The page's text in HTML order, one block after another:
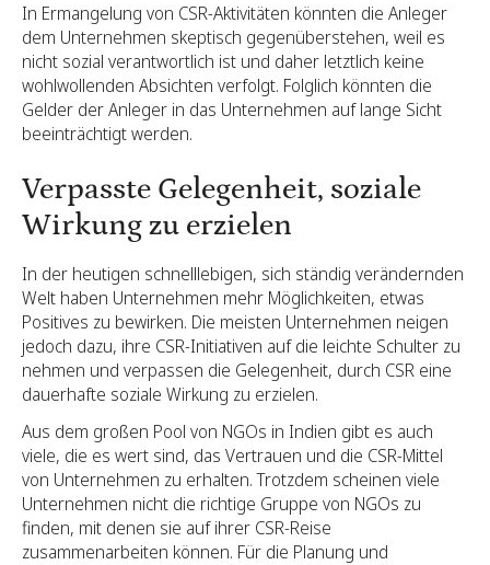
In Ermangelung von CSR-Aktivitäten könnten die Anleger
dem Unternehmen skeptisch gegenüberstehen, weil es
nicht sozial verantwortlich ist und daher letztlich keine
wohlwollenden Absichten verfolgt. Folglich könnten die
Gelder der Anleger in das Unternehmen auf lange Sicht
beeinträchtigt werden.
Verpasste Gelegenheit, soziale
Wirkung zu erzielen
In der heutigen schnelllebigen, sich ständig verändernden
Welt haben Unternehmen mehr Möglichkeiten, etwas
Positives zu bewirken. Die meisten Unternehmen neigen
jedoch dazu, ihre CSR-Initiativen auf die leichte Schulter zu
nehmen und verpassen die Gelegenheit, durch CSR eine
dauerhafte soziale Wirkung zu erzielen.
Aus dem großen Pool von NGOs in Indien gibt es auch
viele, die es wert sind, das Vertrauen und die CSR-Mittel
von Unternehmen zu erhalten. Trotzdem scheinen viele
Unternehmen nicht die richtige Gruppe von NGOs zu
finden, mit denen sie auf ihrer CSR-Reise
zusammenarbeiten können. Für die Planung und